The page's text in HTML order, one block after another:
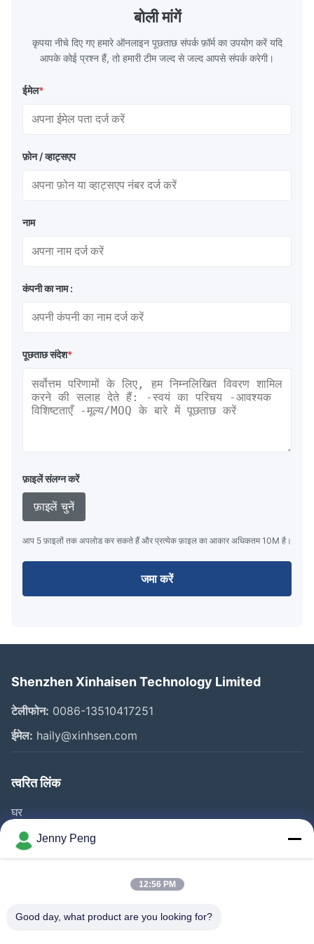
distribution in production processes. Flow
Plate Features Complex, Burrबोली मांगें
कृपया नीचे दिए गए हमारे ऑनलाइन पूछताछ संपर्क फ़ॉर्म का उपयोग करें यदि
आपके कोई प्रश्न हैं, तो हमारी टीम जल्द से जल्द आपसे संपर्क करेगी।
ईमेल*
फ़ोन / व्हाट्सएप
नाम
कंपनी का नाम :
पूछताछ संदेश*
फ़ाइलें संलग्न करें
फ़ाइलें चुनें
आप 5 फ़ाइलों तक अपलोड कर सकते हैं और प्रत्येक फ़ाइल का आकार अधिकतम 10M है।
जमा करें
Shenzhen Xinhaisen Technology Limited
टेलीफोन: 0086-13510417251
ईमेल: haily@xinhsen.com
त्वरित लिंक
घर
उत्पाद
वीडियो
फैक्टरी यात्रा
Jenny Peng
12:56 PM
Good day, what product are you looking for?